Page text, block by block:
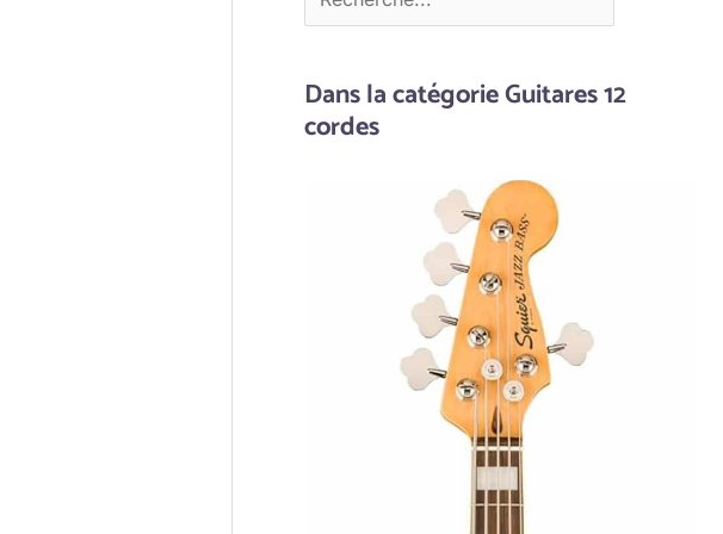
Dans la catégorie Guitares 12
cordes